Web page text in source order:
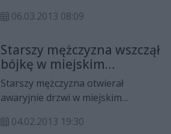
przy punkcie sprzedaży biletów na
radiowóz, próbował uciec.
Mężczyzna odpowie za swój czyn
przed sądem.
06.03.2013 08:09
Starszy mężczyzna wszczął
bójkę w miejskim
autobusie!
Starszy mężczyzna otwierał
awaryjnie drzwi w miejskim
jeden z pasażerów zwrócił mu
04.02.2013 19:30